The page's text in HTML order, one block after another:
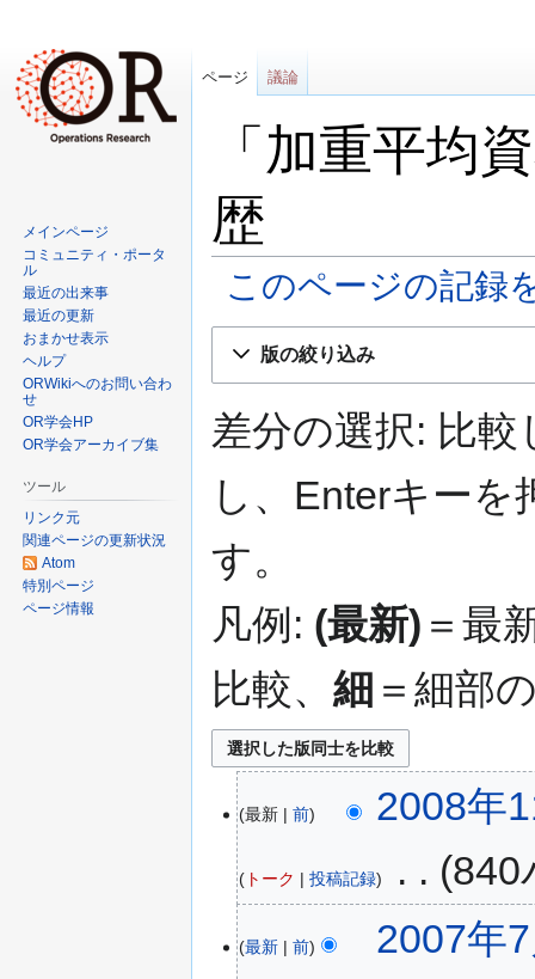
「加重平均
歴
このページの記録
ー
シ
ン
移
動
移
動
版の絞り込み
差分の選択: 比
し、Enterキー
す。
凡例: (最新) ＝最
比較、 細 ＝細部
最新 前 2008年
トーク 投稿記録 840
最新 前 2007年
ページ 議論
メインページ
コミュニティ・ポータ
ル
最近の出来事
最近の更新
おまかせ表示
ヘルプ
ORWikiへのお問い合わ
せ
OR学会HP
OR学会アーカイブ集
ツール
リンク元
関連ページの更新状況
Atom
特別ページ
ページ情報